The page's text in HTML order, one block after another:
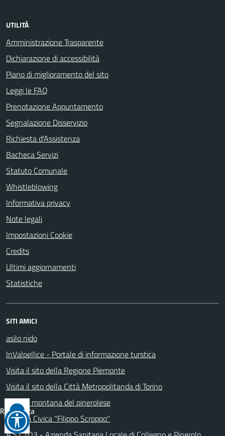
UTILITÀ
Amministrazione Trasparente
Dichiarazione di accessibilità
Piano di miglioramento del sito
Leggi le FAQ
Prenotazione Appuntamento
Segnalazione Disservizio
Richiesta d'Assistenza
Bacheca Servizi
Statuto Comunale
Whistleblowing
Informativa privacy
Note legali
Impostazioni Cookie
Credits
Ultimi aggiornamenti
Statistiche
SITI AMICI
asilo nido
InValpellice - Portale di informazione turstica
Visita il sito della Regione Piemonte
Visita il sito della Città Metropolitanda di Torino
Unione montana del pinerolese
Galleria Civica "Filippo Scroppo"
Reimposta
tutto